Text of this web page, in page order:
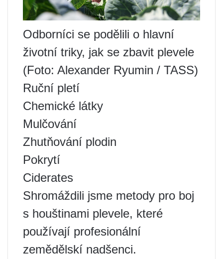
Odborníci se podělili o hlavní
životní triky, jak se zbavit plevele
(Foto: Alexander Ryumin / TASS)
Ruční pletí
Chemické látky
Mulčování
Zhutňování plodin
Pokrytí
Ciderates
Shromáždili jsme metody pro boj
s houštinami plevele, které
používají profesionální
zemědělskí nadšenci.